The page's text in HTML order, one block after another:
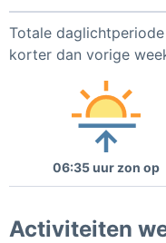
Totale
korter dan vorige
06:35 uur zon op
Activiteiten